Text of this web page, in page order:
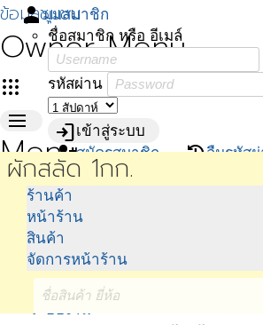
ข้อมูลชุมชน
Owner Menu
apps
personมุมสมาชิก
ชื่อสมาชิก หรือ อีเมล์
รหัสผ่าน
loginเข้าสู่ระบบ
person_addสมัครสมาชิก restoreลืมรหัส
menu
Menu
หน้า iMed@home
ดาวน์โหลด
แบบฟอร์ม
คู่มือ
เสนอแนะใน
การพัฒนา
ระบบงาน
ร้าน
ผักสลัด 1กก.
ร้านค้า
หน้าร้าน
สินค้า
จัดการหน้าร้าน